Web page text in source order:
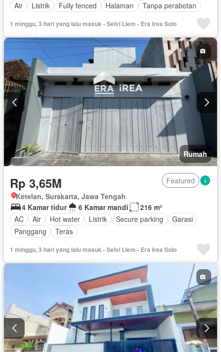
Air
Listrik Fully fenced Halaman Tanpa perabotan
1 minggu, 3 hari yang lalu masuk - Selvi Liem - Era Irea Solo
Rumah
Rp 3,65M
Featured
Ketelan, Surakarta, Jawa Tengah
4 Kamar tidur
6 Kamar mandi
216 m²
AC
Air Hot water Listrik Secure parking
Garasi
Panggang
Teras
1 minggu, 3 hari yang lalu masuk - Selvi Liem - Era Irea Solo